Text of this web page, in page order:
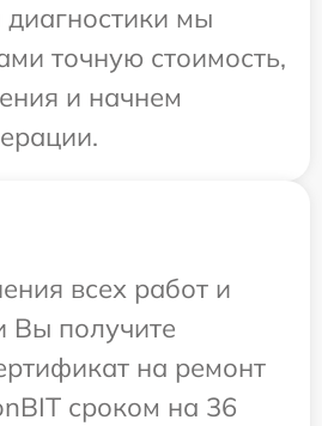
мы
точную стоимость,
и начнем
всех работ и
Вы получите
на ремонт
сроком на 36